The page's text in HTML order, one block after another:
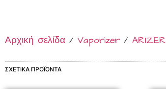
Αρχική σελίδα / Vaporizer / ARIZER
ΣΧΕΤΙΚΆ ΠΡΟΪΌΝΤΑ